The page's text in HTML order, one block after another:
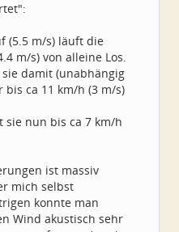
(5.5 m/s) läuft die
m/s) von alleine Los.
damit (unabhängig
ca 11 km/h (3 m/s)
nun bis ca 7 km/h
ist massiv
mich selbst
konnte man
Wind akustisch sehr